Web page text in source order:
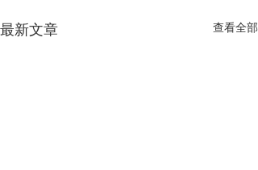
最新文章 查看全部